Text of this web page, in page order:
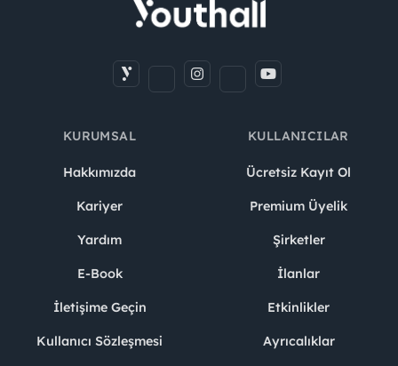
KURUMSAL
Hakkımızda
Kariyer
Yardım
E-Book
İletişime Geçin
Kullanıcı Sözleşmesi
KULLANICILAR
Ücretsiz Kayıt Ol
Premium Üyelik
Şirketler
İlanlar
Etkinlikler
Ayrıcalıklar